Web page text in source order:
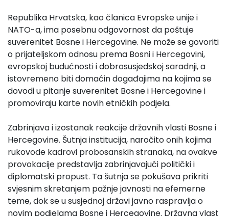
Republika Hrvatska, kao članica Evropske unije i
NATO-a, ima posebnu odgovornost da poštuje
suverenitet Bosne i Hercegovine. Ne može se govoriti
o prijateljskom odnosu prema Bosni i Hercegovini,
evropskoj budućnosti i dobrosusjedskoj saradnji, a
istovremeno biti domaćin događajima na kojima se
dovodi u pitanje suverenitet Bosne i Hercegovine i
promoviraju karte novih etničkih podjela.
Zabrinjava i izostanak reakcije državnih vlasti Bosne i
Hercegovine. Šutnja institucija, naročito onih kojima
rukovode kadrovi probosanskih stranaka, na ovakve
provokacije predstavlja zabrinjavajući politički i
diplomatski propust. Ta šutnja se pokušava prikriti
svjesnim skretanjem pažnje javnosti na efemerne
teme, dok se u susjednoj državi javno raspravlja o
novim podjelama Bosne i Hercegovine. Državna vlast